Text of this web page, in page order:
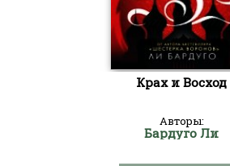
Крах и Восход
Авторы:
Бардуго Ли